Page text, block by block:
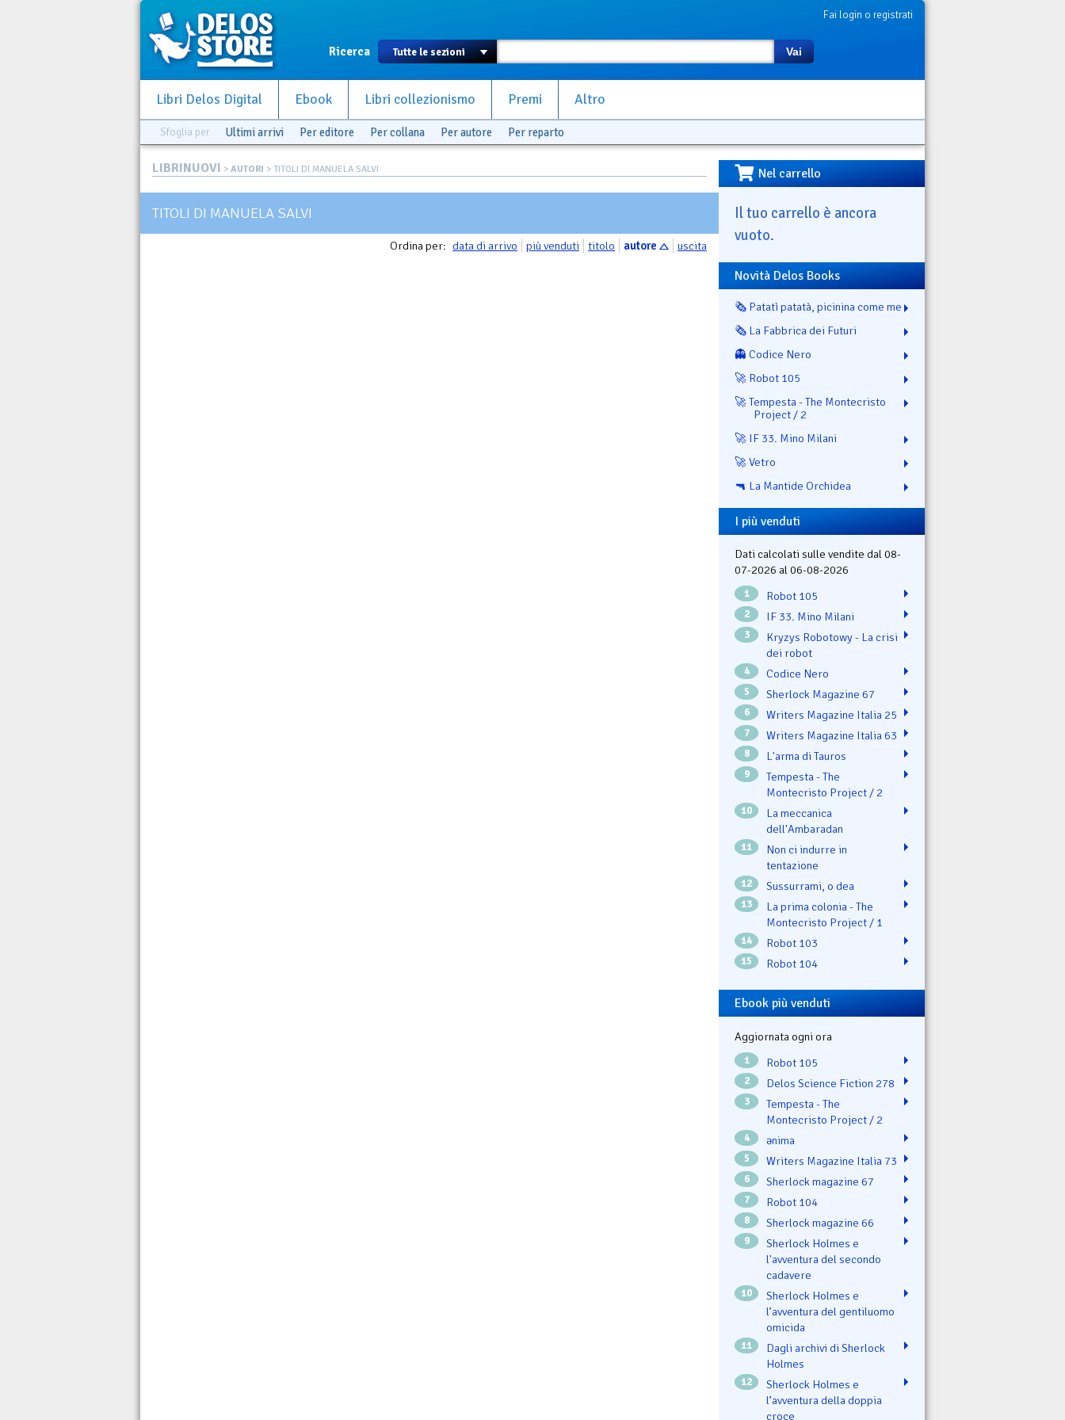
Fai login o registrati
Ricerca Vai
Libri Delos Digital Ebook Libri collezionismo Premi Altro
Sfoglia per Ultimi arrivi Per editore Per collana Per autore Per reparto
LIBRINUOVI > AUTORI > TITOLI DI MANUELA SALVI
TITOLI DI MANUELA SALVI
Ordina per: data di arrivo più venduti titolo autore uscita
Nel carrello
Il tuo carrello è ancora
vuoto.
Novità Delos Books
🗞️ Patatì patatà, picinina come me
🗞️ La Fabbrica dei Futuri
👻 Codice Nero
🚀 Robot 105
🚀 Tempesta - The Montecristo
Project / 2
🚀 IF 33. Mino Milani
🚀 Vetro
🔫 La Mantide Orchidea
I più venduti
Dati calcolati sulle vendite dal 08-
07-2026 al 06-08-2026
1 Robot 105
2 IF 33. Mino Milani
3
Kryzys Robotowy - La crisi
dei robot
4 Codice Nero
5 Sherlock Magazine 67
6 Writers Magazine Italia 25
7 Writers Magazine Italia 63
8 L'arma di Tauros
9
Tempesta - The
Montecristo Project / 2
10
La meccanica
dell'Ambaradan
11
Non ci indurre in
tentazione
12 Sussurrami, o dea
13
La prima colonia - The
Montecristo Project / 1
14 Robot 103
15 Robot 104
Ebook più venduti
Aggiornata ogni ora
1 Robot 105
2 Delos Science Fiction 278
3
Tempesta - The
Montecristo Project / 2
4 ənima
5 Writers Magazine Italia 73
6 Sherlock magazine 67
7 Robot 104
8 Sherlock magazine 66
9
Sherlock Holmes e
l'avventura del secondo
cadavere
10
Sherlock Holmes e
l’avventura del gentiluomo
omicida
11
Dagli archivi di Sherlock
Holmes
12
Sherlock Holmes e
l’avventura della doppia
croce